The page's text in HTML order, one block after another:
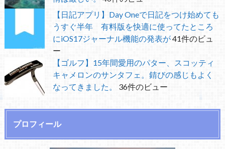
【日記アプリ】Day Oneで日記をつけ始めても
うすぐ半年 有料版を快適に使ってたところ
にiOS17ジャーナル機能の発表が41件のビュ
ー
【ゴルフ】15年間愛用のパター、スコッティ
キャメロンのサンタフェ。錆びの感じもよく
なってきました。
36件のビュー
プロフィール